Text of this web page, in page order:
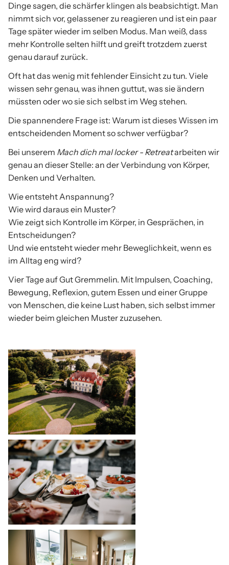
Dinge sagen, die schärfer klingen als beabsichtigt. Man
nimmt sich vor, gelassener zu reagieren und ist ein paar
Tage später wieder im selben Modus. Man weiß, dass
mehr Kontrolle selten hilft und greift trotzdem zuerst
genau darauf zurück.
Oft hat das wenig mit fehlender Einsicht zu tun. Viele
wissen sehr genau, was ihnen guttut, was sie ändern
müssten oder wo sie sich selbst im Weg stehen.
Die spannendere Frage ist: Warum ist dieses Wissen im
entscheidenden Moment so schwer verfügbar?
Bei unserem Mach dich mal locker - Retreatarbeiten wir
genau an dieser Stelle: an der Verbindung von Körper,
Denken und Verhalten.
Wie entsteht Anspannung?
Wie wird daraus ein Muster?
Wie zeigt sich Kontrolle im Körper, in Gesprächen, in
Entscheidungen?
Und wie entsteht wieder mehr Beweglichkeit, wenn es
im Alltag eng wird?
Vier Tage auf Gut Gremmelin. Mit Impulsen, Coaching,
Bewegung, Reflexion, gutem Essen und einer Gruppe
von Menschen, die keine Lust haben, sich selbst immer
wieder beim gleichen Muster zuzusehen.